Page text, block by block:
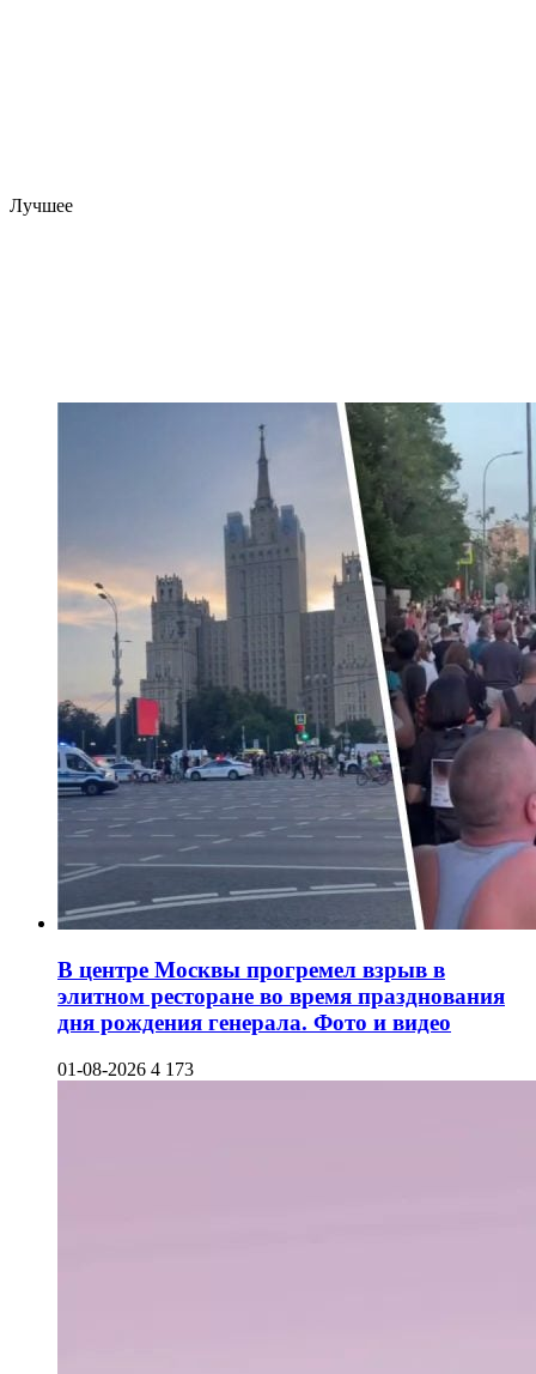
Лучшее
В центре Москвы прогремел взрыв в
элитном ресторане во время празднования
дня рождения генерала. Фото и видео
01-08-2026 4 173